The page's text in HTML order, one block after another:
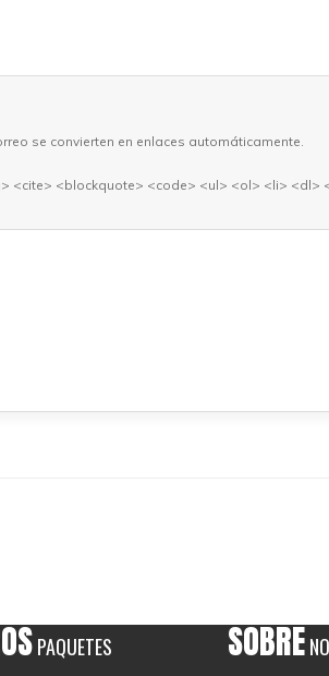
se convierten en enlaces automáticamente.
<cite> <blockquote> <code> <ul> <ol> <li> <dl>
PAQUETES SOBRE